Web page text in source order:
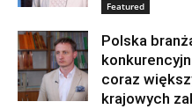
Featured
Polska
coraz
krajowych